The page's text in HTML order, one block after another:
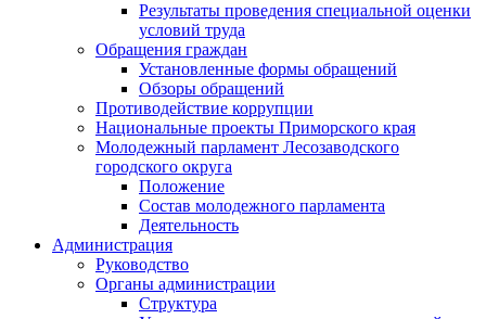
Результаты проведения специальной оценки
условий труда
Обращения граждан
Установленные формы обращений
Обзоры обращений
Противодействие коррупции
Национальные проекты Приморского края
Молодежный парламент Лесозаводского
городского округа
Положение
Состав молодежного парламента
Деятельность
Администрация
Руководство
Органы администрации
Структура